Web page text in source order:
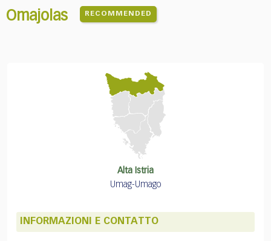
Omajolas RECOMMENDED
Alta Istria
Umag-Umago
INFORMAZIONI E CONTATTO